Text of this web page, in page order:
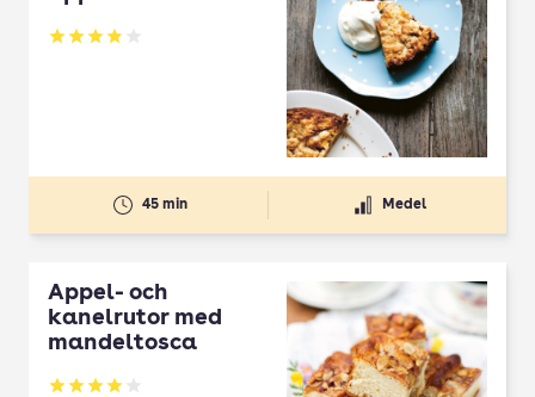
Betyg: 3.86 av 5
45 min Medel
Äppel- och
kanelrutor med
mandeltosca